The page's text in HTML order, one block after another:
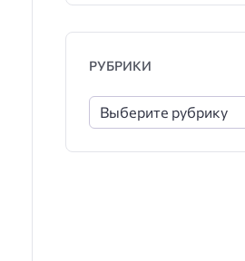
РУБРИКИ